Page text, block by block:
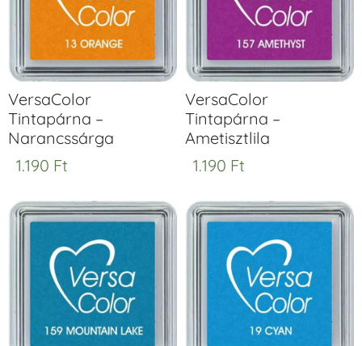
VersaColor
Tintapárna –
Narancssárga
1.190 Ft
VersaColor
Tintapárna –
Ametisztlila
1.190 Ft